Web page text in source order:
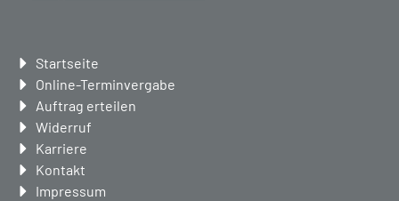
Navigation
überspringen
Startseite
Online-Terminvergabe
Auftrag erteilen
Widerruf
Karriere
Kontakt
Impressum